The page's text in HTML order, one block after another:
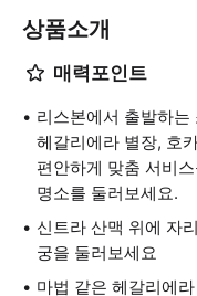
상품소개
매력포인트
리스본에서 출발하
헤갈리에라 별장, 호
편안하게 맞춤 서비
명소를 둘러보세요.
신트라 산맥 위에 자
궁을 둘러보세요
마법 같은 헤갈리에